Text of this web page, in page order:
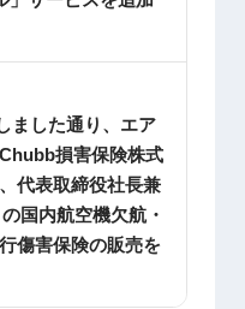
ました通り、エア
損害保険株式
代表取締役社長兼
国内航空機欠航・
傷害保険の販売を